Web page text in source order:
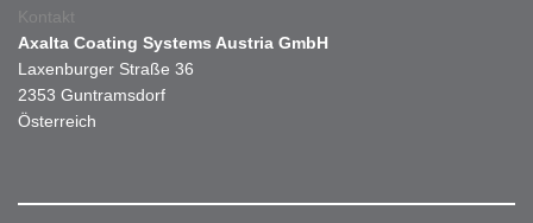
Kontakt
Axalta Coating Systems Austria GmbH
Laxenburger Straße 36
2353 Guntramsdorf
Österreich